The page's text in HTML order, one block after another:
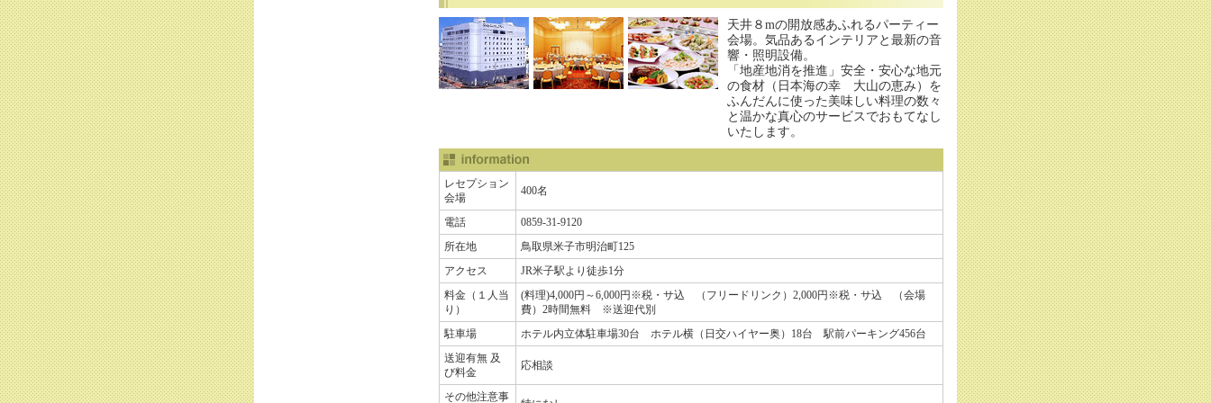
天井８mの開放感あふれるパーティー
会場。気品あるインテリアと最新の音
響・照明設備。
「地産地消を推進」安全・安心な地元
の食材（日本海の幸 大山の恵み）を
ふんだんに使った美味しい料理の数々
と温かな真心のサービスでおもてなし
いたします。
レセプション
会場
400名
電話
0859-31-9120
所在地
鳥取県米子市明治町125
アクセス
JR米子駅より徒歩1分
料金（１人当
り）
(料理)4,000円～6,000円※税・サ込 （フリードリンク）2,000円※税・サ込 （会場
費）2時間無料 ※送迎代別
駐車場
ホテル内立体駐車場30台 ホテル横（日交ハイヤー奥）18台 駅前パーキング456台
送迎有無 及
び料金
応相談
その他注意事